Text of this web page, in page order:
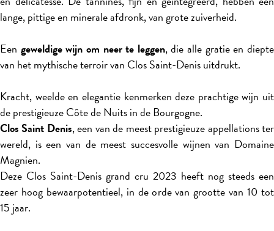
lange, pittige en minerale afdronk, van grote zuiverheid.
Een geweldige wijn om neer te leggen, die alle gratie en diepte
van het mythische terroir van Clos Saint-Denis uitdrukt.
Kracht, weelde en elegantie kenmerken deze prachtige wijn uit
de prestigieuze Côte de Nuits in de Bourgogne.
Clos Saint Denis, een van de meest prestigieuze appellations ter
wereld, is een van de meest succesvolle wijnen van Domaine
Magnien.
Deze Clos Saint-Denis grand cru 2023 heeft nog steeds een
zeer hoog bewaarpotentieel, in de orde van grootte van 10 tot
15 jaar.